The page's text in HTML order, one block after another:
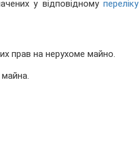
у відповідному переліку
прав на нерухоме майно.